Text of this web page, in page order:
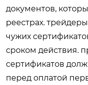
документов,
реестрах.
чужих
сроком действия.
сертификатов
перед оплатой